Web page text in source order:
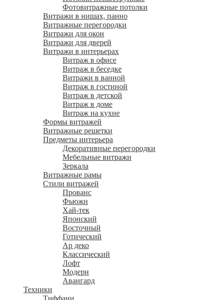
Фотовитражные потолки
Витражи в нишах, панно
Витражные перегородки
Витражи для окон
Витражи для дверей
Витражи в интерьерах
Витраж в офисе
Витраж в беседке
Витражи в ванной
Витраж в гостиной
Витраж в детской
Витраж в доме
Витраж на кухне
Формы витражей
Витражные решетки
Предметы интерьера
Декоративные перегородки
Мебельные витражи
Зеркала
Витражные рамы
Стили витражей
Прованс
Фьюжн
Хай-тек
Японский
Восточный
Готический
Ар деко
Классический
Лофт
Модерн
Авангард
Техники
Тиффани